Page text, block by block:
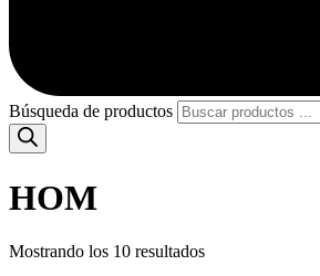
Búsqueda de productos
HOM
Mostrando los 10 resultados